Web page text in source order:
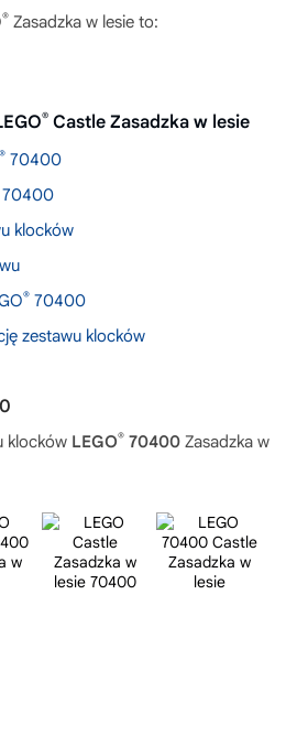
® Zasadzka w lesie to:
® Castle Zasadzka w lesie
® 70400
70400
klocków
® 70400
zestawu klocków
klocków LEGO® 70400 Zasadzka w